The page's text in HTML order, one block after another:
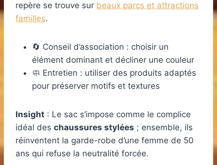
repère se trouve sur beaux parcs et attractions
familles.
🔄 Conseil d’association : choisir un
élément dominant et décliner une couleur
🧼 Entretien : utiliser des produits adaptés
pour préserver motifs et textures
Insight : Le sac s’impose comme le complice
idéal des chaussures stylées ; ensemble, ils
réinventent la garde-robe d’une femme de 50
ans qui refuse la neutralité forcée.